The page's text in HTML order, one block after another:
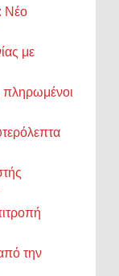
Νέο
με
πληρωμένοι
την